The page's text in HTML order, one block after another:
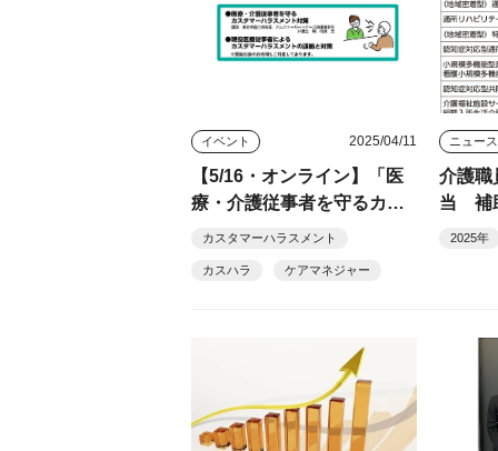
イベント 2025/04/11
【5/16・オンライン】「医
療・介護従事者を守るカス
ハラ対策」 無料オンライ
カスタマーハラスメント
カスハラ ケアマネジャー
ニュース
介護職
当 補
や介
2025年